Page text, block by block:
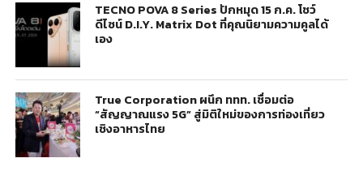
TECNO POVA 8 Series ปักหมุด 15 ก.ค. โชว์
ดีไซน์ D.I.Y. Matrix Dot ที่คุณนิยามความคูลได้
เอง
True Corporation ผนึก ททท. เชื่อมต่อ
“สัญญาณแรง 5G” สู่มิติใหม่ของการท่องเที่ยว
เชิงอาหารไทย